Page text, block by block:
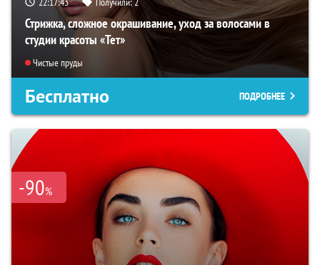
Стрижка, сложное окрашивание, уход за волосами в
студии красоты «Тет»
Чистые пруды
Бесплатно ПОДРОБНЕЕ
-90%